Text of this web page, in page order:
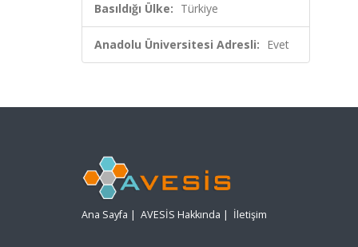
Basıldığı Ülke: Türkiye
Anadolu Üniversitesi Adresli: Evet
Ana Sayfa | AVESİS Hakkında | İletişim